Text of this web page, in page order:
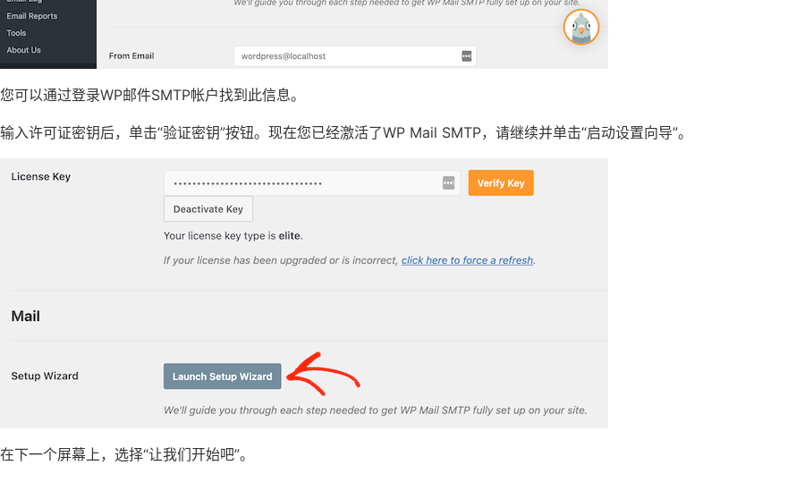
您可以通过登录WP邮件SMTP帐户找到此信息。
输入许可证密钥后，单击“验证密钥”按钮。现在您已经激活了WP Mail SMTP，请继续并单击“启动设置向导”。
在下一个屏幕上，选择“让我们开始吧”。